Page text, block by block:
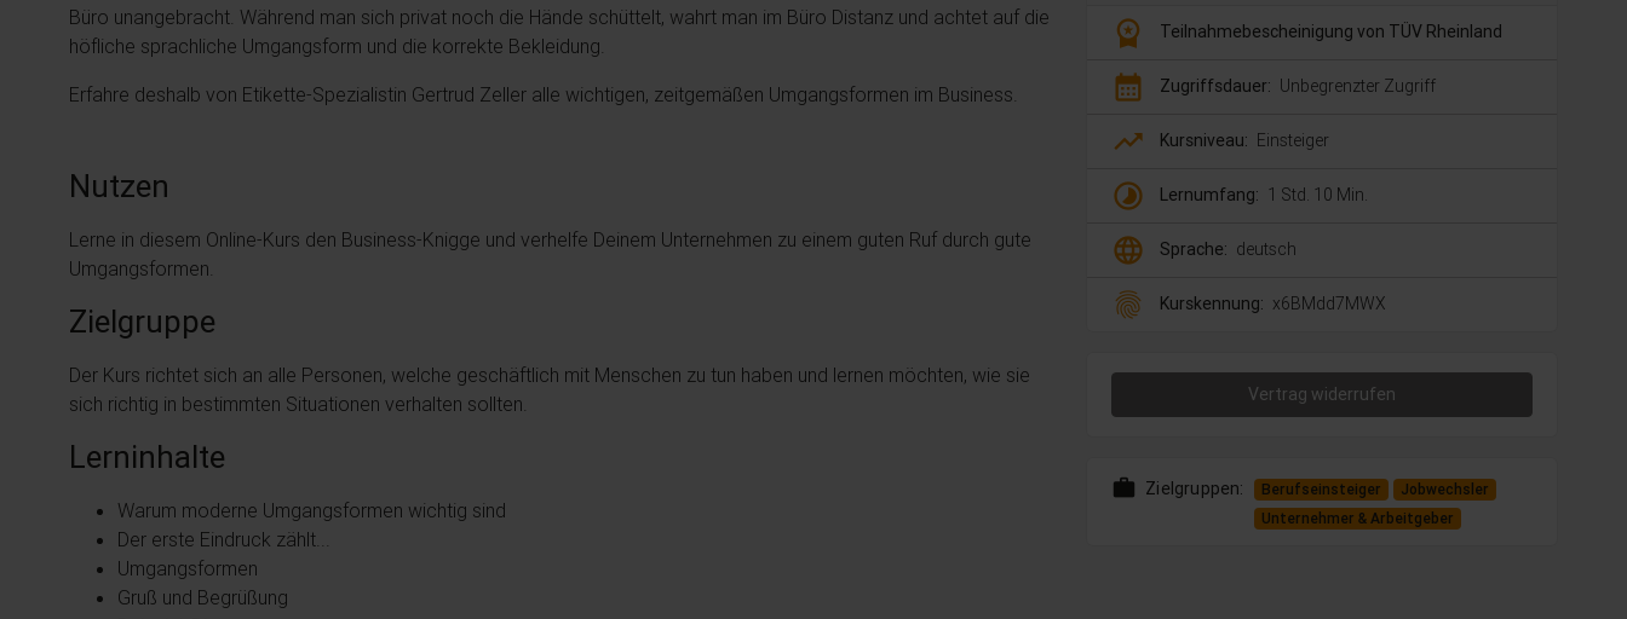
workspace_premium Teilnahmebescheinigung von TÜV Rheinland
calendar_month Zugriffsdauer: Unbegrenzter Zugriff
trending_up Kursniveau: Einsteiger
timelapse Lernumfang: 1 Std. 10 Min.
language Sprache: deutsch
fingerprint Kurskennung: x6BMdd7MWX
Vertrag widerrufen
work Zielgruppen: Berufseinsteiger
Jobwechsler
Unternehmer & Arbeitgeber
Büro unangebracht. Während man sich privat noch die Hände schüttelt, wahrt man im Büro Distanz und achtet auf die
höfliche sprachliche Umgangsform und die korrekte Bekleidung.
Erfahre deshalb von Etikette-Spezialistin Gertrud Zeller alle wichtigen, zeitgemäßen Umgangsformen im Business.
Nutzen
Lerne in diesem Online-Kurs den Business-Knigge und verhelfe Deinem Unternehmen zu einem guten Ruf durch gute
Umgangsformen.
Zielgruppe
Der Kurs richtet sich an alle Personen, welche geschäftlich mit Menschen zu tun haben und lernen möchten, wie sie
sich richtig in bestimmten Situationen verhalten sollten.
Lerninhalte
Warum moderne Umgangsformen wichtig sind
Der erste Eindruck zählt...
Umgangsformen
Gruß und Begrüßung